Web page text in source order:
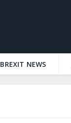
BREXIT NEWS